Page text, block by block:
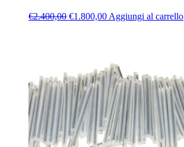
€2.400,00 Il
€1.800,00IlAggiungi al carrello